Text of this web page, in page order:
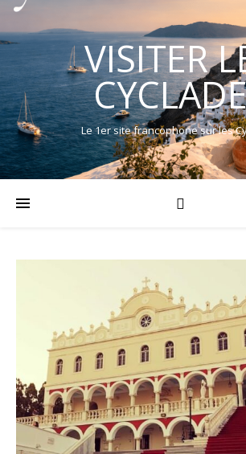
VISITER
Le 1er site francophone sur les